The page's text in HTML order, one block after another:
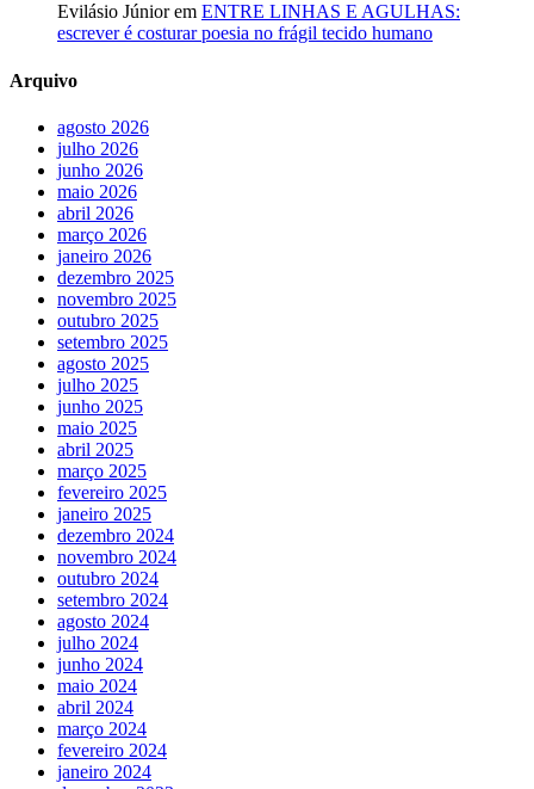
Evilásio Júniorem ENTRE LINHAS E AGULHAS:
escrever é costurar poesia no frágil tecido humano
Arquivo
agosto 2026
julho 2026
junho 2026
maio 2026
abril 2026
março 2026
janeiro 2026
dezembro 2025
novembro 2025
outubro 2025
setembro 2025
agosto 2025
julho 2025
junho 2025
maio 2025
abril 2025
março 2025
fevereiro 2025
janeiro 2025
dezembro 2024
novembro 2024
outubro 2024
setembro 2024
agosto 2024
julho 2024
junho 2024
maio 2024
abril 2024
março 2024
fevereiro 2024
janeiro 2024